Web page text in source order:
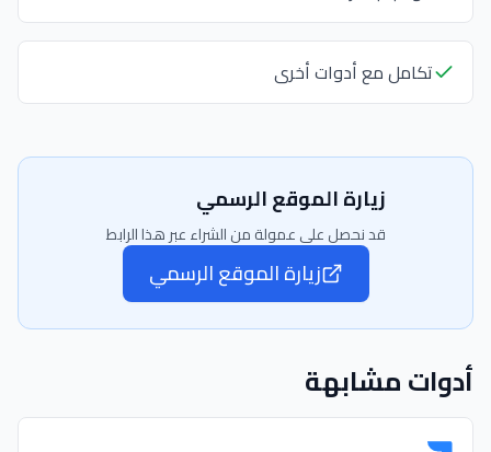
تكامل مع أدوات أخرى
زيارة الموقع الرسمي
قد نحصل على عمولة من الشراء عبر هذا الرابط
زيارة الموقع الرسمي
أدوات مشابهة